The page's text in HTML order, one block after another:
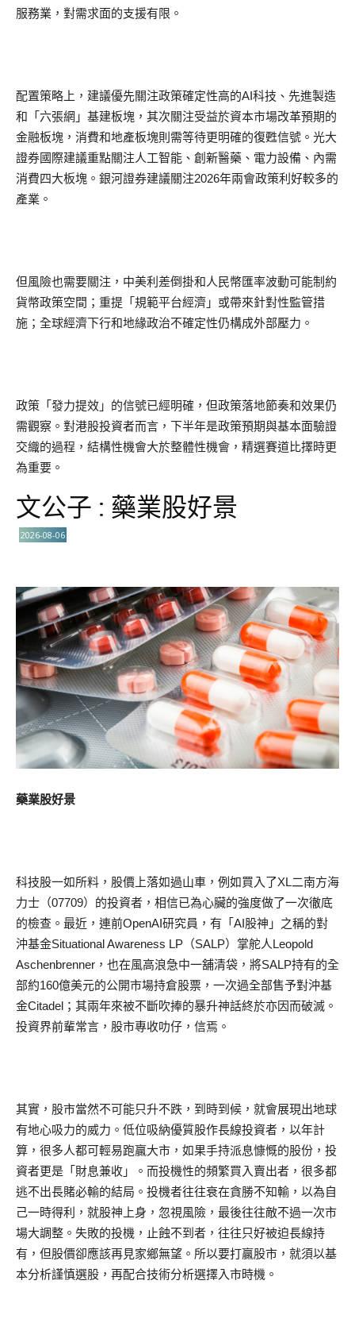
服務業，對需求面的支援有限。
配置策略上，建議優先關注政策確定性高的AI科技、先進製造
和「六張網」基建板塊，其次關注受益於資本市場改革預期的
金融板塊，消費和地產板塊則需等待更明確的復甦信號。光大
證券國際建議重點關注人工智能、創新醫藥、電力設備、內需
消費四大板塊。銀河證券建議關注2026年兩會政策利好較多的
產業。
但風險也需要關注，中美利差倒掛和人民幣匯率波動可能制約
貨幣政策空間；重提「規範平台經濟」或帶來針對性監管措
施；全球經濟下行和地緣政治不確定性仍構成外部壓力。
政策「發力提效」的信號已經明確，但政策落地節奏和效果仍
需觀察。對港股投資者而言，下半年是政策預期與基本面驗證
交織的過程，結構性機會大於整體性機會，精選賽道比擇時更
為重要。
文公子 : 藥業股好景
2026-08-06
藥業股好景
科技股一如所料，股價上落如過山車，例如買入了XL二南方海
力士（07709）的投資者，相信已為心臟的強度做了一次徹底
的檢查。最近，連前OpenAI研究員，有「AI股神」之稱的對
沖基金Situational Awareness LP（SALP）掌舵人Leopold
Aschenbrenner，也在風高浪急中一舖清袋，將SALP持有的全
部約160億美元的公開市場持倉股票，一次過全部售予對沖基
金Citadel；其兩年來被不斷吹捧的暴升神話終於亦因而破滅。
投資界前輩常言，股市專收叻仔，信焉。
其實，股市當然不可能只升不跌，到時到候，就會展現出地球
有地心吸力的威力。低位吸納優質股作長線投資者，以年計
算，很多人都可輕易跑贏大市，如果手持派息慷慨的股份，投
資者更是「財息兼收」。而投機性的頻繁買入賣出者，很多都
逃不出長賭必輸的結局。投機者往往衰在貪勝不知輸，以為自
己一時得利，就股神上身，忽視風險，最後往往敵不過一次市
場大調整。失敗的投機，止蝕不到者，往往只好被迫長線持
有，但股價卻應該再見家鄉無望。所以要打贏股市，就須以基
本分析謹慎選股，再配合技術分析選擇入市時機。